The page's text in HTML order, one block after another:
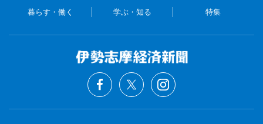
暮らす・働く 学ぶ・知る 特集